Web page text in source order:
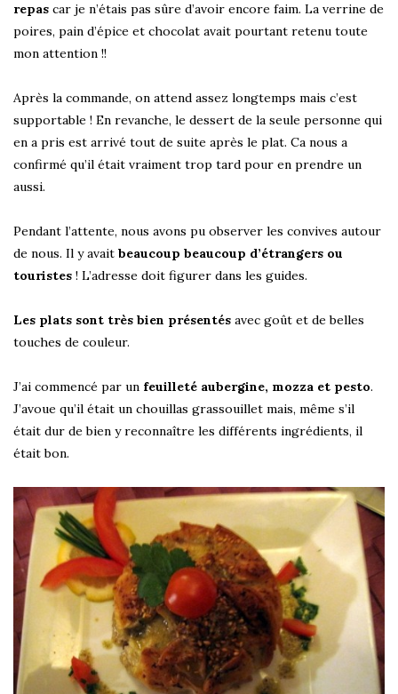
repas car je n’étais pas sûre d’avoir encore faim. La verrine de
poires, pain d’épice et chocolat avait pourtant retenu toute
mon attention !!
Après la commande, on attend assez longtemps mais c’est
supportable ! En revanche, le dessert de la seule personne qui
en a pris est arrivé tout de suite après le plat. Ca nous a
confirmé qu’il était vraiment trop tard pour en prendre un
aussi.
Pendant l’attente, nous avons pu observer les convives autour
de nous. Il y avait beaucoup beaucoup d’étrangers ou
touristes ! L’adresse doit figurer dans les guides.
Les plats sont très bien présentés avec goût et de belles
touches de couleur.
J’ai commencé par un feuilleté aubergine, mozza et pesto.
J’avoue qu’il était un chouillas grassouillet mais, même s’il
était dur de bien y reconnaître les différents ingrédients, il
était bon.